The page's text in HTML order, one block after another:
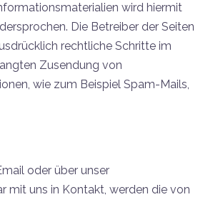
wird hiermit
Die Betreiber der Seiten
rechtliche Schritte im
Zusendung von
wie zum Beispiel Spam-Mails,
oder über unser
mit uns in Kontakt, werden die von